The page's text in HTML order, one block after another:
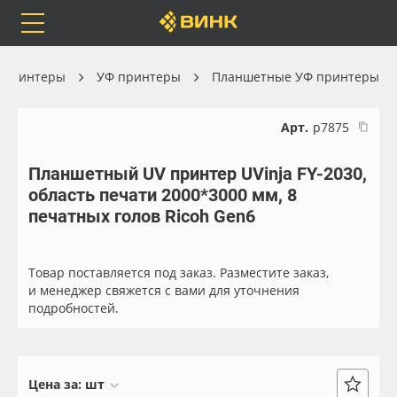
Каталог
Orafol
Бренды
Доставка
Весь каталог
Рулонные материалы
Самоклеящиеся плёнки
Листовые материалы
УФ принтеры Планшетные УФ принтеры
Арт. р7875
Планшетный UV принтер UVinja FY-2030,
область печати 2000*3000 мм, 8
печатных голов Ricoh Gen6
Товар поставляется под заказ. Разместите заказ,
и менеджер свяжется с вами для уточнения
подробностей.
Цена за: шт